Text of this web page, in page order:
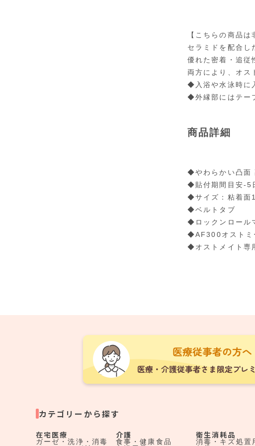
【こちらの商品は
セラミドを配合し
優れた密着・追従
両方により、オス
◆入浴や水泳時に
◆外縁部にはテー
商品詳細
◆やわらかい凸面
◆貼付期間目安-5
◆サイズ：粘着面
◆ベルトタブ
◆ロックンロール
◆AF300オストミ
◆オストメイト専
カテゴリーから探す
在宅医療
ガーゼ・洗浄・消毒
介護
食事・健康食品
衛生消耗品
消毒・キズ処置